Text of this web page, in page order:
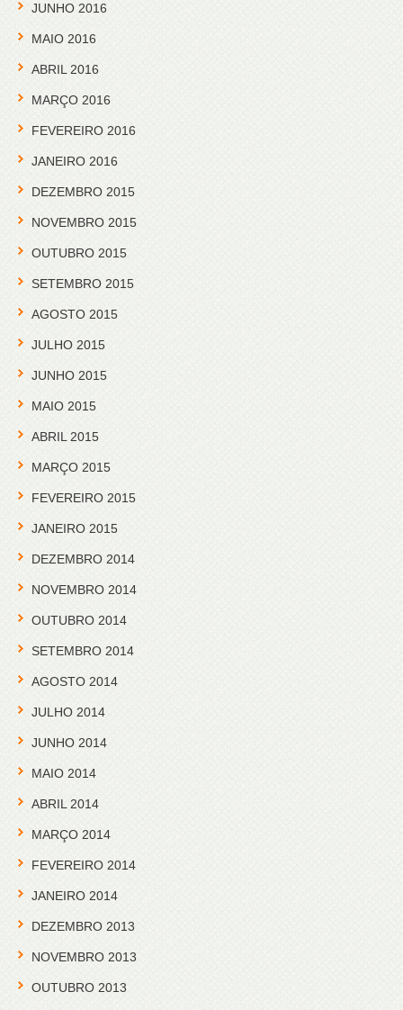
JUNHO 2016
MAIO 2016
ABRIL 2016
MARÇO 2016
FEVEREIRO 2016
JANEIRO 2016
DEZEMBRO 2015
NOVEMBRO 2015
OUTUBRO 2015
SETEMBRO 2015
AGOSTO 2015
JULHO 2015
JUNHO 2015
MAIO 2015
ABRIL 2015
MARÇO 2015
FEVEREIRO 2015
JANEIRO 2015
DEZEMBRO 2014
NOVEMBRO 2014
OUTUBRO 2014
SETEMBRO 2014
AGOSTO 2014
JULHO 2014
JUNHO 2014
MAIO 2014
ABRIL 2014
MARÇO 2014
FEVEREIRO 2014
JANEIRO 2014
DEZEMBRO 2013
NOVEMBRO 2013
OUTUBRO 2013